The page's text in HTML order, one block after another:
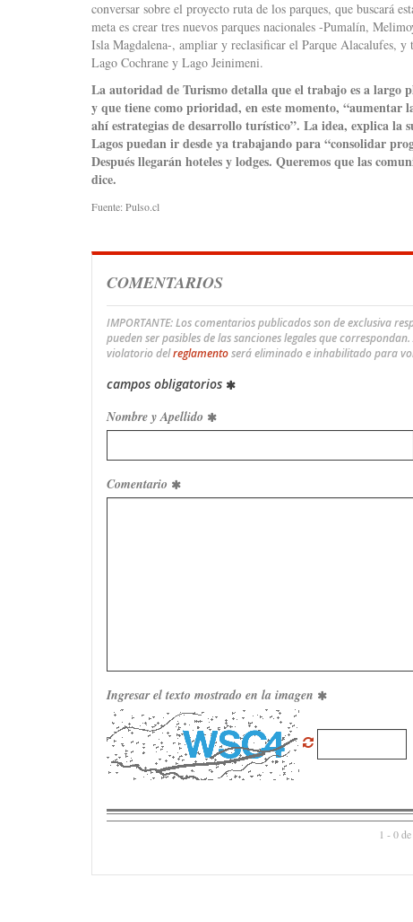
conversar sobre el proyecto ruta de los parques, que buscará
meta es crear tres nuevos parques nacionales -Pumalín,
Isla Magdalena-, ampliar y reclasificar el Parque Alacalufes,
Lago Cochrane y Lago Jeinimeni.
La autoridad de Turismo detalla que el trabajo es a largo
y que tiene como prioridad, en este momento, “aumentar
ahí estrategias de desarrollo turístico”. La idea, explica la
Lagos puedan ir desde ya trabajando para “consolidar
Después llegarán hoteles y lodges. Queremos que las
dice.
Fuente: Pulso.cl
COMENTARIOS
IMPORTANTE: Los comentarios publicados son de exclusiva
pueden ser pasibles de las sanciones legales que
violatorio delreglamentoserá eliminado e inhabilitado para
campos obligatorios
Nombre y Apellido
Comentario
Ingresar el texto mostrado en la imagen
1 - 0